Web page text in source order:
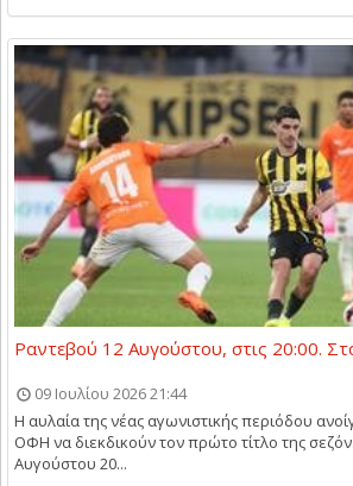
Ραντεβού 12 Αυγούστου, στις 20:00.
09 Ιουλίου 2026 21:44
Η αυλαία της νέας αγωνιστικής περιόδου
ΟΦΗ να διεκδικούν τον πρώτο τίτλο της
Αυγούστου 20...